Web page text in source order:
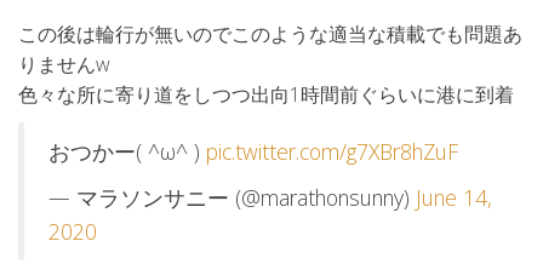
この後は輪行が無いのでこのような適当な積載でも問題あ
りませんw
色々な所に寄り道をしつつ出向1時間前ぐらいに港に到着
おつかー( ^ω^ ) pic.twitter.com/g7XBr8hZuF
— マラソンサニー (@marathonsunny) June 14,
2020